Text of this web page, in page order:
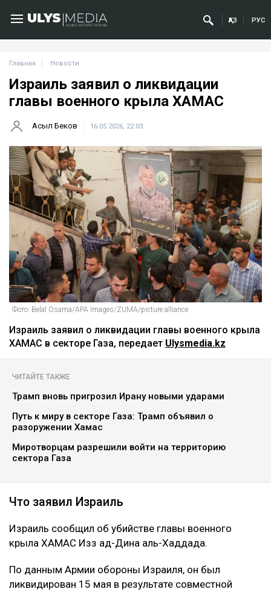
ҚАЗ РУС
Главная Новости
Израиль заявил о ликвидации
главы военного крыла ХАМАС
Асыл Беков 16.05.2026, 22:03
Фото: Belal Osama/APA Images/ZUMA/picture alliance
Израиль заявил о ликвидации главы военного крыла
ХАМАС в секторе Газа, передает Ulysmedia.kz
ЧИТАЙТЕ ТАКЖЕ
Трамп вновь пригрозил Ирану новыми ударами
Путь к миру в секторе Газа: Трамп объявил о
разоружении Хамас
Миротворцам разрешили войти на территорию
сектора Газа
Что заявил Израиль
Израиль сообщил об убийстве главы военного
крыла ХАМАС Изз ад-Дина аль-Хаддада.
По данным Армии обороны Израиля, он был
ликвидирован 15 мая в результате совместной